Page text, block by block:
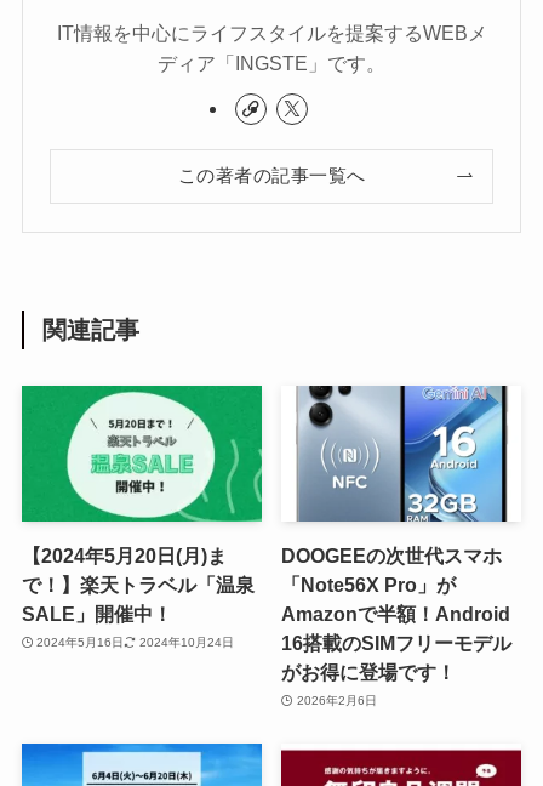
IT情報を中心にライフスタイルを提案するWEBメ
ディア「INGSTE」です。
この著者の記事一覧へ
関連記事
【2024年5月20日(月)ま
で！】楽天トラベル「温泉
SALE」開催中！
2024年5月16日 2024年10月24日
DOOGEEの次世代スマホ
「Note56X Pro」が
Amazonで半額！Android
16搭載のSIMフリーモデル
がお得に登場です！
2026年2月6日